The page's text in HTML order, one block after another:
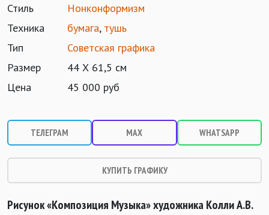
Стиль
Нонконформизм
Техника
бумага, тушь
Тип
Советская графика
Размер
44 Х 61,5 см
Цена
45 000 руб
ТЕЛЕГРАМ MAX WHATSAPP
КУПИТЬ ГРАФИКУ
Рисунок «Композиция Музыка» художника Колли А.В.